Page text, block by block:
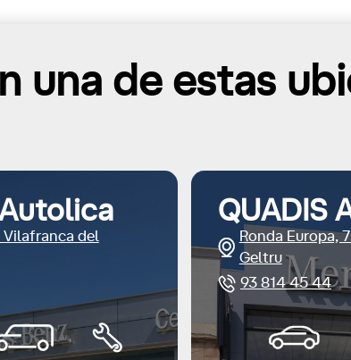
una de estas
Vilafranca del
QUADIS
Ronda Europa,
Geltru
93 814 45 44